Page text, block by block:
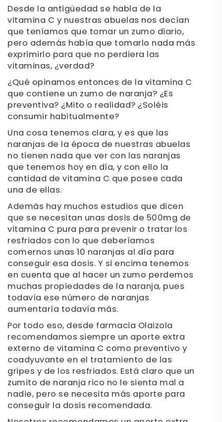
Desde la antigüedad se habla de la
vitamina C y nuestras abuelas nos decían
que teníamos que tomar un zumo diario,
pero además había que tomarlo nada más
exprimirlo para que no perdiera las
vitaminas, ¿verdad?
¿Qué opinamos entonces de la vitamina C
que contiene un zumo de naranja? ¿Es
preventiva? ¿Mito o realidad? ¿Soléis
consumir habitualmente?
Una cosa tenemos clara, y es que las
naranjas de la época de nuestras abuelas
no tienen nada que ver con las naranjas
que tenemos hoy en día, y con ello la
cantidad de vitamina C que posee cada
una de ellas.
Además hay muchos estudios que dicen
que se necesitan unas dosis de 500mg de
vitamina C pura para prevenir o tratar los
resfriados con lo que deberíamos
comernos unas 10 naranjas al día para
conseguir esa dosis. Y si encima tenemos
en cuenta que al hacer un zumo perdemos
muchas propiedades de la naranja, pues
todavía ese número de naranjas
aumentaría todavía más.
Por todo eso, desde farmacia Olaizola
recomendamos siempre un aporte extra
externo de vitamina C como preventivo y
coadyuvante en el tratamiento de las
gripes y de los resfriados. Está claro que un
zumito de naranja rico no le sienta mal a
nadie, pero se necesita más aporte para
conseguir la dosis recomendada.